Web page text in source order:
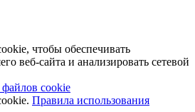
чтобы обеспечивать
веб-сайта и анализировать сетевой
cookie
Правила использования